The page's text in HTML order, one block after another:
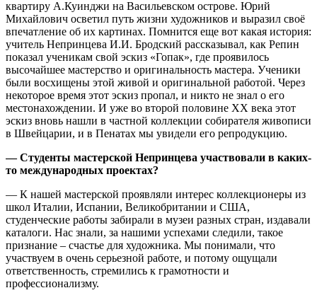
квартиру А.Куинджи на Васильевском острове. Юрий
Михайлович осветил путь жизни художников и выразил своё
впечатление об их картинах. Помнится еще вот какая история:
учитель Непринцева И.И. Бродский рассказывал, как Репин
показал ученикам свой эскиз «Гопак», где проявилось
высочайшее мастерство и оригинальность мастера. Ученики
были восхищены этой живой и оригинальной работой. Через
некоторое время этот эскиз пропал, и никто не знал о его
местонахождении. И уже во второй половине XX века этот
эскиз вновь нашли в частной коллекции собирателя живописи
в Швейцарии, и в Пенатах мы увидели его репродукцию.
— Студенты мастерской Непринцева участвовали в каких-
то международных проектах?
— К нашей мастерской проявляли интерес коллекционеры из
школ Италии, Испании, Великобритании и США,
студенческие работы забирали в музеи разных стран, издавали
каталоги. Нас знали, за нашими успехами следили, такое
признание – счастье для художника. Мы понимали, что
участвуем в очень серьезной работе, и потому ощущали
ответственность, стремились к грамотности и
профессионализму.